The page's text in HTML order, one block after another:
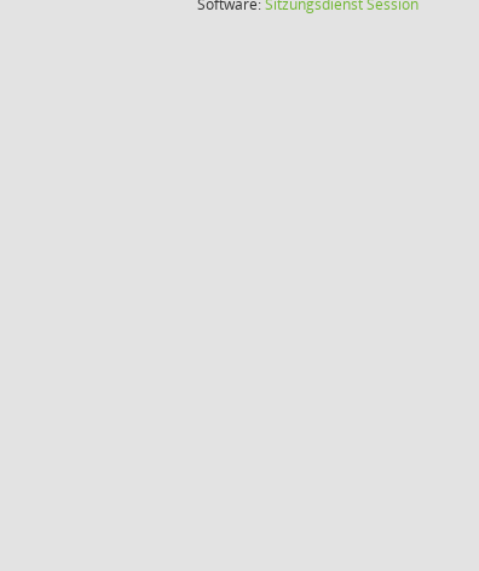
Software:SitzungsdienstSession